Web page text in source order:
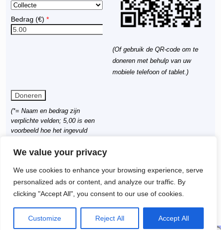
We value your privacy
We use cookies to enhance your browsing experience, serve
personalized ads or content, and analyze our traffic. By
clicking "Accept All", you consent to our use of cookies.
Customize Reject All Accept All
Bedrag (€) *
(*= Naam en bedrag zijn
verplichte velden; 5,00 is een
voorbeeld hoe het ingevuld
(Of gebruik de QR-code om te
doneren met behulp van uw
mobiele telefoon of tablet.)
Dit bericht werd geplaatst in Uncategorized
depermalink.
Berichtnavigatie
PP-kerk open voor bezoek
aan de Kerststal op 24, 25 en
26 december
Kerkbalans 2022